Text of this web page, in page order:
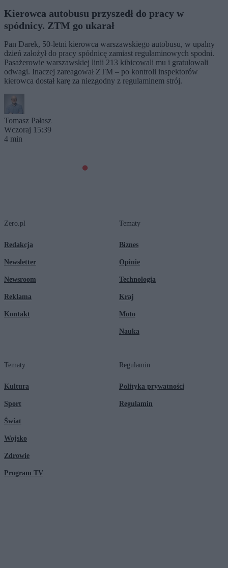
Kierowca autobusu przyszedł do pracy w
spódnicy. ZTM go ukarał
Pan Darek, 50-letni kierowca warszawskiego autobusu, w upalny
dzień założył do pracy spódnicę zamiast regulaminowych spodni.
Pasażerowie warszawskiej linii 213 kibicowali mu i gratulowali
odwagi. Inaczej zareagował ZTM – po kontroli inspektorów
kierowca dostał karę za niezgodny z regulaminem strój.
Tomasz Pałasz
Wczoraj 15:39
4 min
Zero.pl
Redakcja
Newsletter
Newsroom
Reklama
Kontakt
Tematy
Biznes
Opinie
Technologia
Kraj
Moto
Nauka
Tematy
Kultura
Sport
Świat
Wojsko
Zdrowie
Program TV
Regulamin
Polityka prywatności
Regulamin